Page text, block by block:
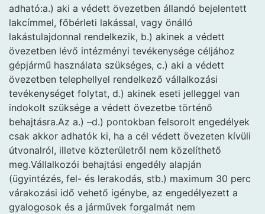
adható:a.) aki a védett övezetben állandó bejelentett
lakcímmel, főbérleti lakással, vagy önálló
lakástulajdonnal rendelkezik, b.) akinek a védett
övezetben lévő intézményi tevékenysége céljához
gépjármű használata szükséges, c.) aki a védett
övezetben telephellyel rendelkező vállalkozási
tevékenységet folytat, d.) akinek eseti jelleggel van
indokolt szüksége a védett övezetbe történő
behajtásra.Az a.) –d.) pontokban felsorolt engedélyek
csak akkor adhatók ki, ha a cél védett övezeten kívüli
útvonalról, illetve közterületről nem közelíthető
meg.Vállalkozói behajtási engedély alapján
(ügyintézés, fel- és lerakodás, stb.) maximum 30 perc
várakozási idő vehető igénybe, az engedélyezett a
gyalogosok és a járművek forgalmát nem